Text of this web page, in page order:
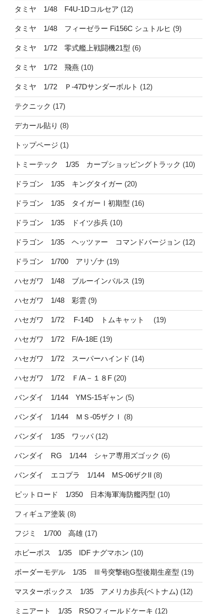
タミヤ 1/48 F4U-1Dコルセア (12)
タミヤ 1/48 フィーゼラー Fi156C シュトルヒ (9)
タミヤ 1/72 零式艦上戦闘機21型 (6)
タミヤ 1/72 飛燕 (10)
タミヤ 1/72 Ｐ-47Dサンダーボルト (12)
テクニック (17)
デカール貼り (8)
トップページ (1)
トミーテック 1/35 カープショッピングトラック (10)
ドラゴン 1/35 キングタイガー (20)
ドラゴン 1/35 タイガーⅠ初期型 (16)
ドラゴン 1/35 ドイツ歩兵 (10)
ドラゴン 1/35 ヘッツァー コマンドバージョン (12)
ドラゴン 1/700 アリゾナ (19)
ハセガワ 1/48 ブルーインパルス (19)
ハセガワ 1/48 彩雲 (9)
ハセガワ 1/72 F-14D トムキャット (19)
ハセガワ 1/72 F/A-18E (19)
ハセガワ 1/72 スーパーハインド (14)
ハセガワ 1/72 Ｆ/A－１８F (20)
バンダイ 1/144 YMS-15ギャン (5)
バンダイ 1/144 ＭＳ-05ザクⅠ (8)
バンダイ 1/35 ワッパ(12)
バンダイ RG 1/144 シャア専用ズゴック (6)
バンダイ エコプラ 1/144 MS-06ザクII (8)
ピットロード 1/350 日本海軍海防艦丙型 (10)
フィギュア塗装 (8)
フジミ 1/700 高雄 (17)
ホビーボス 1/35 IDF ナグマホン (10)
ボーダーモデル 1/35 Ⅲ号突撃砲G型後期生産型 (19)
マスターボックス 1/35 アメリカ歩兵(ベトナム) (12)
ミニアート 1/35 RSOフィールドケーキ (12)